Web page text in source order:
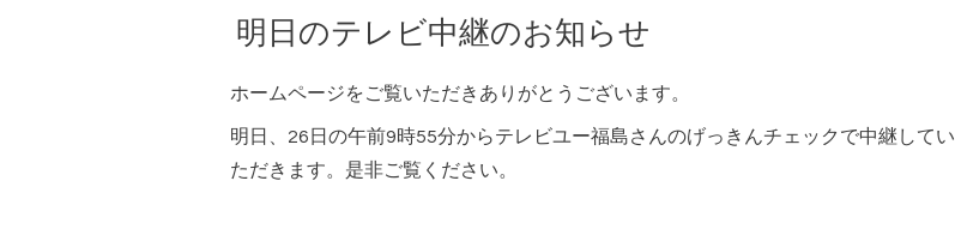
明日のテレビ中継のお知らせ
ホームページをご覧いただきありがとうございます。
明日、26日の午前9時55分からテレビユー福島さんのげっきんチェックで中継してい
ただきます。是非ご覧ください。